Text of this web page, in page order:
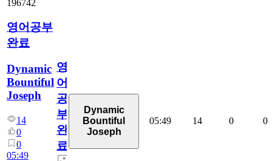
196742
영어공부
완료
Dynamic
Bountiful
Joseph
14
0
0
05:49
영
어
공
부
완
료
Dynamic
Bountiful
Joseph
05:49 14 0 0